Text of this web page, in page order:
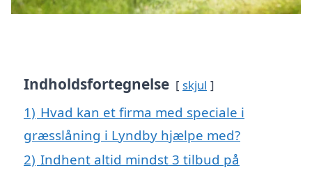
Indholdsfortegnelse skjul
1) Hvad kan et firma med speciale i
græsslåning i Lyndby hjælpe med?
2) Indhent altid mindst 3 tilbud på